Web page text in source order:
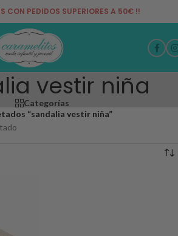
CON PEDIDOS SUPERIORES A 50€ !!
vestir niña
Categorías
“sandalia vestir niña”